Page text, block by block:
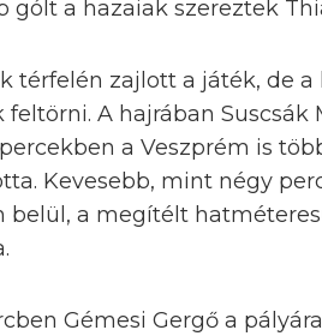
a hazaiak szereztek
térfelén zajlott a játék, de
A hajrában Suscsák
a Veszprém is
Kevesebb, mint négy
belül, a megítélt
Gémesi Gergő a